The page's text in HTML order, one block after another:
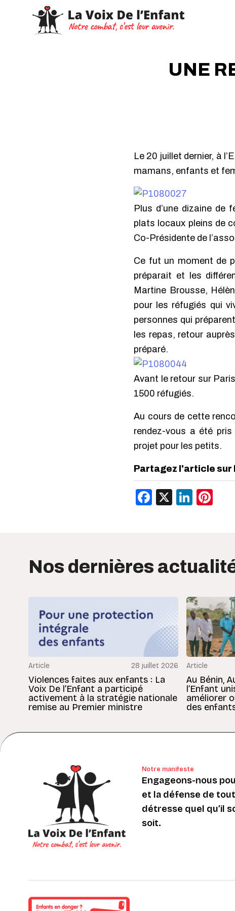
UNE
Le 20 juillet dernier, à
mamans, enfants et
Plus d’une dizaine de
plats locaux pleins de
Co-Présidente de
Ce fut un moment de
préparait et les
Martine Brousse,
pour les réfugiés qui
personnes qui
les repas, retour
préparé.
Avant le retour sur
1500 réfugiés.
Au cours de cette
rendez-vous a été
projet pour les petits.
Partagez l'article sur
Facebook
X
Nos dernières
Article 28 juillet 2026
Violences faites aux enfants : La
Voix De l’Enfant a participé
activement à la stratégie nationale
remise au Premier ministre
Article
Au Bénin,
l’Enfant
améliorer
des
Notre manifeste
Engageons-nous
et la défense de
détresse quel qu’il
soit.